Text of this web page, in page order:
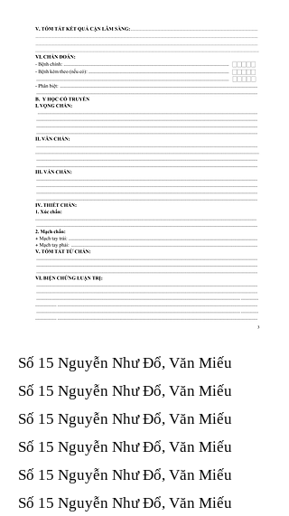
Số 15 Nguyễn Như Đổ, Văn Miếu​​​​
Số 15 Nguyễn Như Đổ, Văn Miếu​​​​
Số 15 Nguyễn Như Đổ, Văn Miếu​​​​
Số 15 Nguyễn Như Đổ, Văn Miếu​​​​
Số 15 Nguyễn Như Đổ, Văn Miếu​​​​
Số 15 Nguyễn Như Đổ, Văn Miếu​​​​